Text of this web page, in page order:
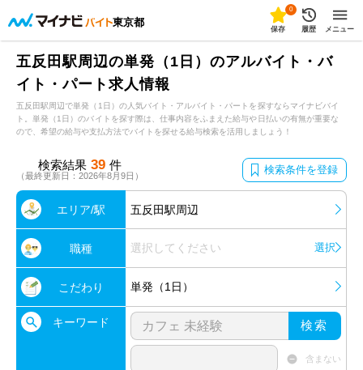
東京都
0
保存 履歴 メニュー
五反田駅周辺の単発（1日）のアルバイト・バ
イト・パート求人情報
五反田駅周辺で単発（1日）の人気バイト・アルバイト・パートを探すならマイナビバイ
ト。単発（1日）のバイトを探す際は、仕事内容をふまえた給与や日払いの有無が重要な
ので、希望の給与や支払方法でバイトを探せる給与検索を活用しましょう！
検索結果 39 件
（最終更新日：2026年8月9日） 検索条件を登録
エリア/駅 五反田駅周辺
職種 選択してください 選択
こだわり 単発（1日）
キーワード 検索
含まない